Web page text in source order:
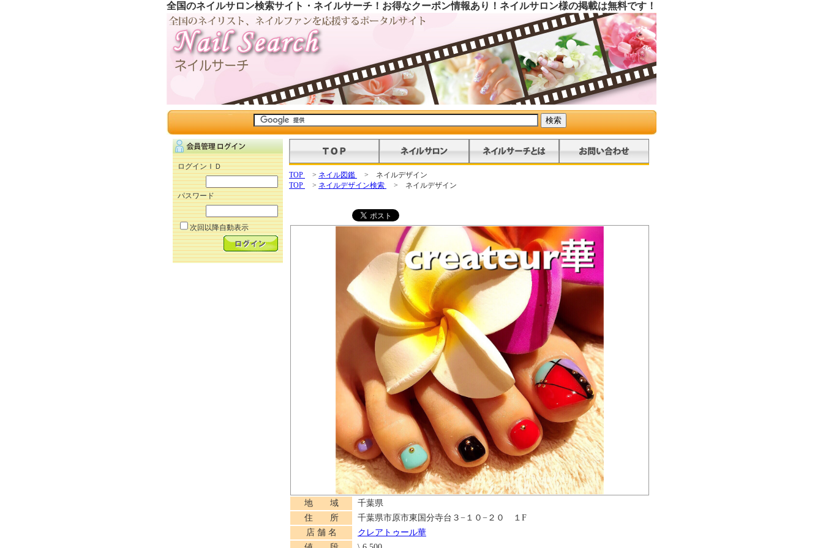
全国のネイルサロン検索サイト・ネイルサーチ！お得なクーポン情報あり！ネイルサロン様の掲載は無料です！
ログインＩＤ
パスワード
次回以降自動表示
TOP > ネイル図鑑
> ネイルデザイン
TOP
> ネイルデザイン検索 > ネイルデザイン
地 域
千葉県
住 所
千葉県市原市東国分寺台３−１０−２０ １F
店 舗 名
クレアトゥール華